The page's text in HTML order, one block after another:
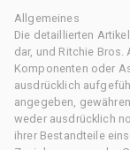
Allgemeines
Die detaillierten
dar, und Ritchie
Komponenten oder
ausdrücklich
angegeben,
weder ausdrücklich
ihrer Bestandteile